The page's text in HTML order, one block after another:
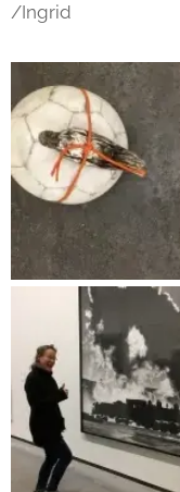
/Ingrid